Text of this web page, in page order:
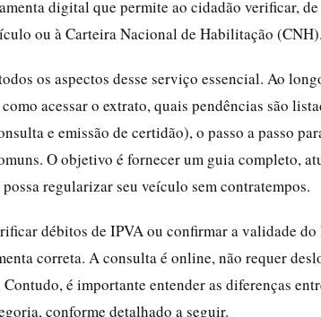
digital que permite ao cidadão verificar,
ou à Carteira Nacional de Habilitação (CNH).
os aspectos desse serviço essencial. Ao
acessar o extrato, quais pendências são
e emissão de certidão), o passo a passo
O objetivo é fornecer um guia completo,
regularizar seu veículo sem contratempos.
débitos de IPVA ou confirmar a validade
correta. A consulta é online, não requer
é importante entender as diferenças
conforme detalhado a seguir.